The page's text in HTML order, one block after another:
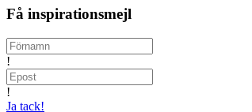
Få inspirationsmejl
!
!
Ja tack!